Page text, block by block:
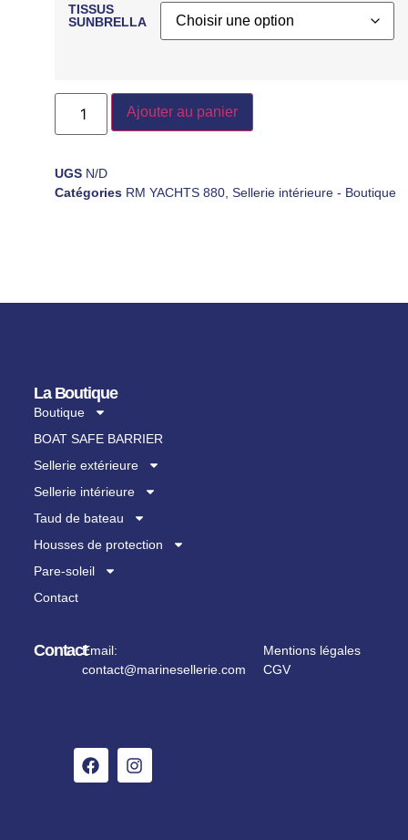
TISSUS
SUNBRELLA
Ajouter au panier
UGS N/D
Catégories RM YACHTS 880 Sellerie intérieure - Boutique
La Boutique
Boutique
BOAT SAFE BARRIER
Sellerie extérieure
Sellerie intérieure
Taud de bateau
Housses de protection
Pare-soleil
Contact
ContactEmail:
contact@marinesellerie.com
Mentions légales
CGV